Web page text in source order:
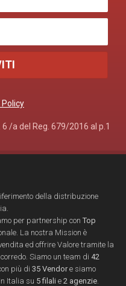
Policy
6 /a del Reg. 679/2016 al p.1
della distribuzione
per partnership con Top
La nostra Mission è
ed offrire Valore tramite la
Siamo un team di 42
più di 35 Vendore siamo
Italia su 5 filali e 2 agenzie